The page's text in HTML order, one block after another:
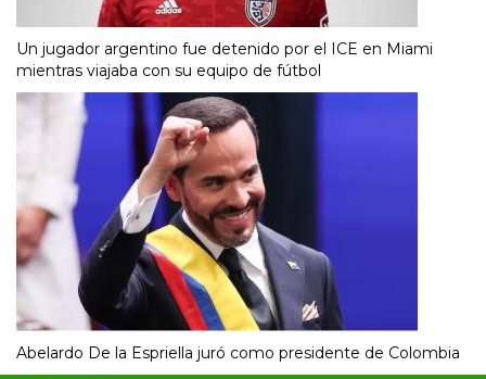
Un jugador argentino fue detenido por el ICE en Miami
mientras viajaba con su equipo de fútbol
Abelardo De la Espriella juró como presidente de Colombia